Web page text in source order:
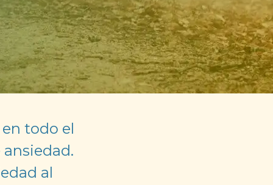
todo el
al